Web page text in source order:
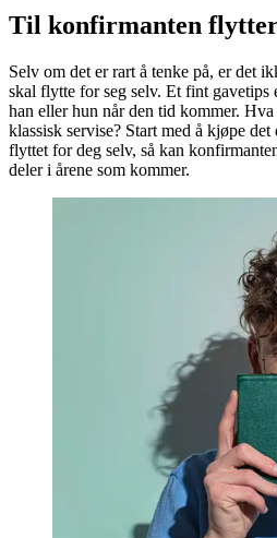
Til konfirmanten
Selv om det er rart å tenke på, er det
skal flytte for seg selv. Et fint gavetips
han eller hun når den tid kommer.
klassisk servise? Start med å kjøpe
flyttet for deg selv, så kan
deler i årene som kommer.